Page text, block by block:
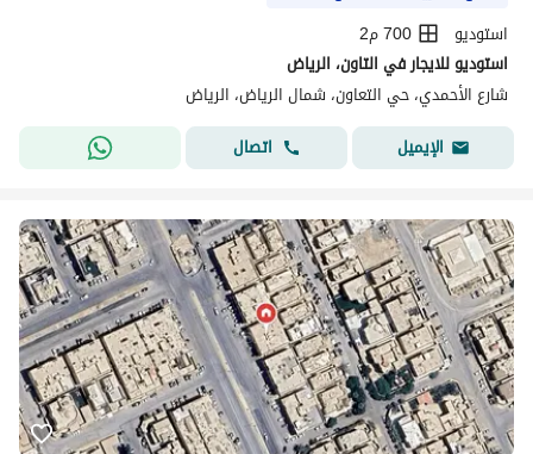
استوديو
700 م2
استوديو للايجار في التاون، الرياض
شارع الأحمدي، حي التعاون، شمال الرياض، الرياض
الإيميل
اتصال